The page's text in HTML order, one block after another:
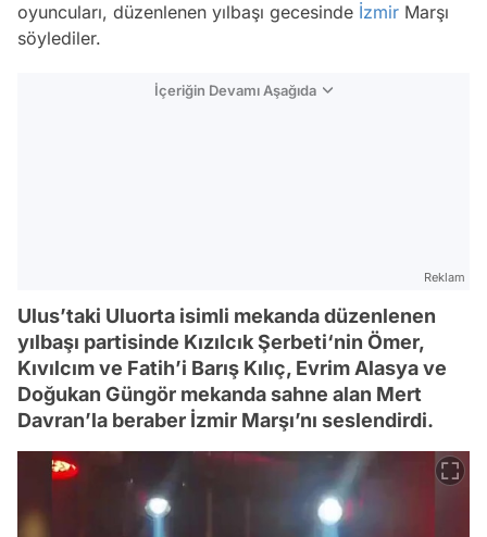
oyuncuları, düzenlenen yılbaşı gecesinde İzmir Marşı
söylediler.
İçeriğin Devamı Aşağıda
Reklam
Ulus’taki Uluorta isimli mekanda düzenlenen
yılbaşı partisinde Kızılcık Şerbeti‘nin Ömer,
Kıvılcım ve Fatih’i Barış Kılıç, Evrim Alasya ve
Doğukan Güngör mekanda sahne alan Mert
Davran’la beraber İzmir Marşı’nı seslendirdi.